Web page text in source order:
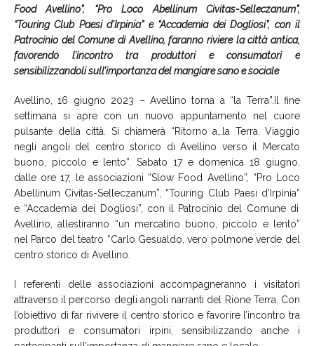
Food Avellino”, “Pro Loco Abellinum Civitas-Selleczanum”,
“Touring Club Paesi d’Irpinia” e “Accademia dei Dogliosi”, con il
Patrocinio del Comune di Avellino, faranno riviere la città antica,
favorendo l’incontro tra produttori e consumatori e
sensibilizzandoli sull’importanza del mangiare sano e sociale
Avellino,16 giugno 2023 – Avellino torna a “la Terra”.
Il fine
settimana si apre con un nuovo
appuntamento nel cuore
pulsante della città.
Si chiamerà “Ritorno a…la Terra. Viaggio
negli angoli del centro storico di Avellino verso il Mercato
buono, piccolo e lento” . Sabato 17 e domenica 18 giugno,
dalle ore 17, le associazioni “Slow Food Avellino”, “Pro Loco
Abellinum Civitas-Selleczanum” “Touring Club Paesi d’Irpinia”
e “Accademia dei Dogliosi”, con il Patrocinio del Comune di
Avellino, allestiranno
“un mercatino buono piccolo e lento”
nel
Parco del teatro “Carlo Gesualdo, vero polmone verde del
centro storico di Avellino
I referenti delle associazioni accompagneranno i visitatori
attraverso il percorso degli angoli narranti del Rione Terra. Con
l’obiettivo di far rivivere il centro storico e favorire l’incontro tra
produttori e consumatori irpini, sensibilizzandoanche i